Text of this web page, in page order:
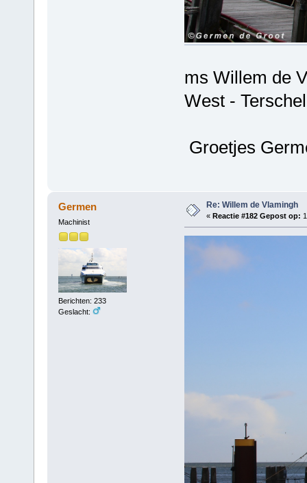
ms Willem de
West -
Groetjes
Germen
Machinist
Berichten: 233
Geslacht:
Re: Willem de Vlamingh
« Reactie #182 Gepost op: